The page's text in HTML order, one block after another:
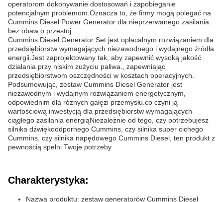
operatorom dokonywanie dostosowań i zapobieganie
potencjalnym problemom.Oznacza to, że firmy mogą polegać na
Cummins Diesel Power Generator dla nieprzerwanego zasilania
bez obaw o przestoj.
Cummins Diesel Generator Set jest opłacalnym rozwiązaniem dla
przedsiębiorstw wymagających niezawodnego i wydajnego źródła
energii.Jest zaprojektowany tak, aby zapewnić wysoką jakość
działania przy niskim zużyciu paliwa., zapewniając
przedsiębiorstwom oszczędności w kosztach operacyjnych.
Podsumowując, zestaw Cummins Diesel Generator jest
niezawodnym i wydajnym rozwiązaniem energetycznym,
odpowiednim dla różnych gałęzi przemysłu.co czyni ją
wartościową inwestycją dla przedsiębiorstw wymagających
ciągłego zasilania energiąNiezależnie od tego, czy potrzebujesz
silnika dźwiękoodpornego Cummins, czy silnika super cichego
Cummins, czy silnika napędowego Cummins Diesel, ten produkt z
pewnością spełni Twoje potrzeby.
Charakterystyka:
Nazwa produktu: zestaw generatorów Cummins Diesel